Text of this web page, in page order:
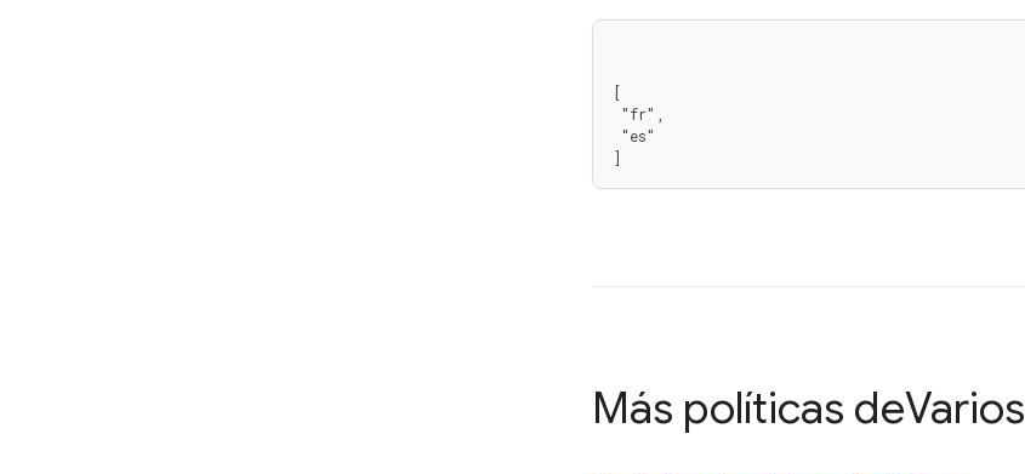
[
]
Más políticas deVarios